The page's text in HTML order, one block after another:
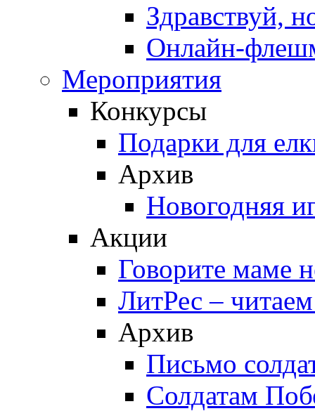
Здравствуй,
Онлайн-
Мероприятия
Конкурсы
Подарки для
Архив
Новогодняя
Акции
Говорите маме
ЛитРес –
Архив
Письмо
Солдатам